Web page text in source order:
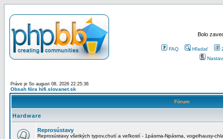
Bolo
FAQ Hľadať
Práve je So august 08, 2026 22:25:36
Obsah fóra hifi.slovanet.sk
Fórum
Hardware
Reprosústavy
Reprosústavy všetkých typov,chutí a veľkostí - 1pásma-Npásma, vogelhausy-